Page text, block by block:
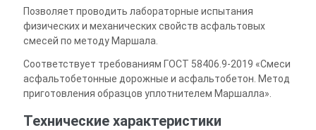
Позволяет проводить лабораторные испытания
физических и механических свойств асфальтовых
смесей по методу Маршала.
Соответствует требованиям ГОСТ 58406.9-2019 «Смеси
асфальтобетонные дорожные и асфальтобетон. Метод
приготовления образцов уплотнителем Маршалла».
Технические характеристики